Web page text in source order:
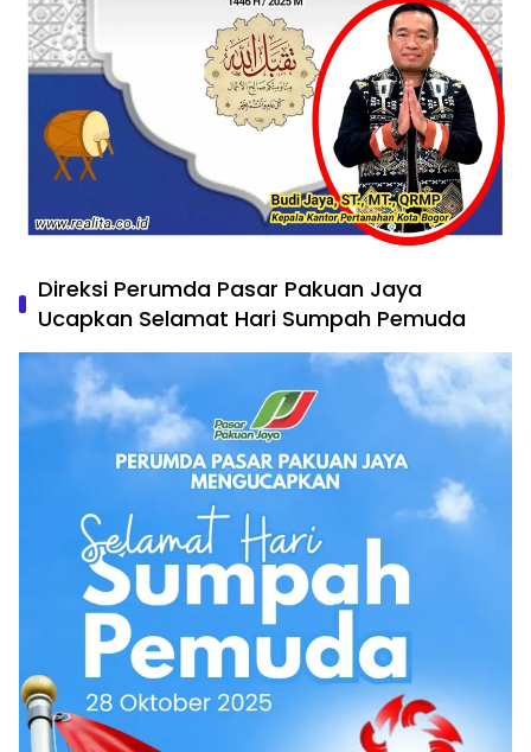
Direksi Perumda Pasar Pakuan Jaya
Ucapkan Selamat Hari Sumpah Pemuda